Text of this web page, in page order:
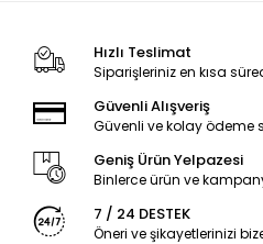
Hızlı Teslimat
Siparişleriniz en kısa
Güvenli Alışveriş
Güvenli ve kolay ödeme
Geniş Ürün Yelpazesi
Binlerce ürün ve
7 / 24 DESTEK
Öneri ve şikayetlerinizi